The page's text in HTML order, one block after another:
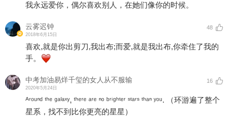
我永远爱你，偶尔喜欢别人，在她们像你的时候。
云雾迟钟
2018年6月15日
48
喜欢,就是你出剪刀,我出布;而爱,就是我出布,你牵住了我的
手。
中考加油易烊千玺的女人从不服输
2020年5月24日
16
ᴬʳᵒᵘⁿᵈ ᵗʰᵉ ᵍᵃˡᵃˣʸ, ᵗʰᵉʳᵉ ᵃʳᵉ ⁿᵒ ᵇʳⁱᵍʰᵗᵉʳ ˢᵗᵃʳˢ ᵗʰᵃⁿ ʸᵒᵘ. （环游遍了整个
星系，找不到比你更亮的星星）